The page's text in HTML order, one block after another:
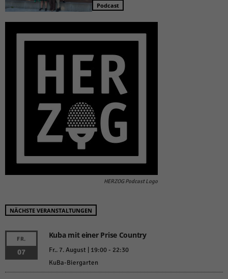
Podcast
HERZOG Podcast Logo
NÄCHSTE VERANSTALTUNGEN
FR.
07
Kuba mit einer Prise Country
Fr.. 7. August | 19:00- 22:30
KuBa-Biergarten